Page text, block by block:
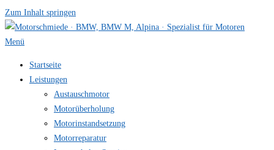
Zum Inhalt springen
Menü
Startseite
Leistungen
Austauschmotor
Motorüberholung
Motorinstandsetzung
Motorreparatur